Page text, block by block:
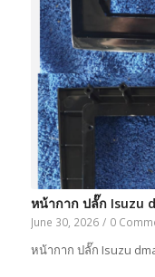
หน้ากาก ปลั๊ก Isuzu
June 30, 2026 / 0
หน้ากาก ปลั๊ก Isuzu